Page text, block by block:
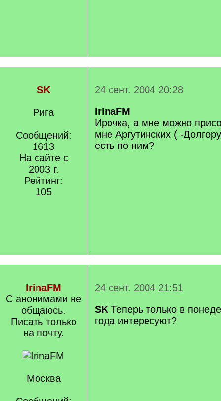
SK
Рига
Сообщений:
1613
На сайте с
2003 г.
Рейтинг:
105
24 сент. 2004 20:28
IrinaFM
Ирочка, а мне можно
мне Аргутинских ( -
есть по ним?
IrinaFM
С анонимами не
общаюсь.
Писать только
на почту.
Москва
24 сент. 2004 21:51
SK Теперь только в
года интересуют?